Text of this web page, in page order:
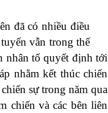
đã có nhiều điều
vẫn trong thế
nhân tố quyết định tới
nhằm kết thúc chiến
sự trong năm qua
chiến và các bên liên